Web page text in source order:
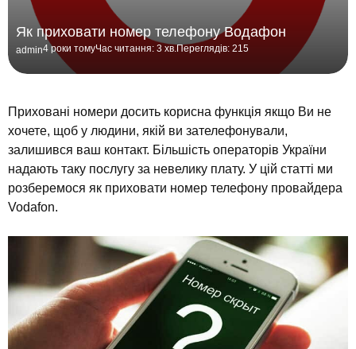
Як приховати номер телефону Водафон
admin4 роки томуЧас читання: 3 хв.Переглядів: 215
Приховані номери досить корисна функція якщо Ви не
хочете, щоб у людини, якій ви зателефонували,
залишився ваш контакт. Більшість операторів України
надають таку послугу за невелику плату. У цій статті ми
розберемося як приховати номер телефону провайдера
Vodafon.